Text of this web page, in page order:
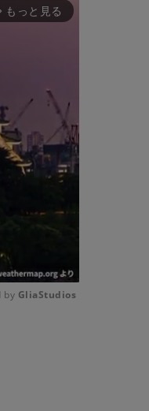
もっと見る
by GliaStudios